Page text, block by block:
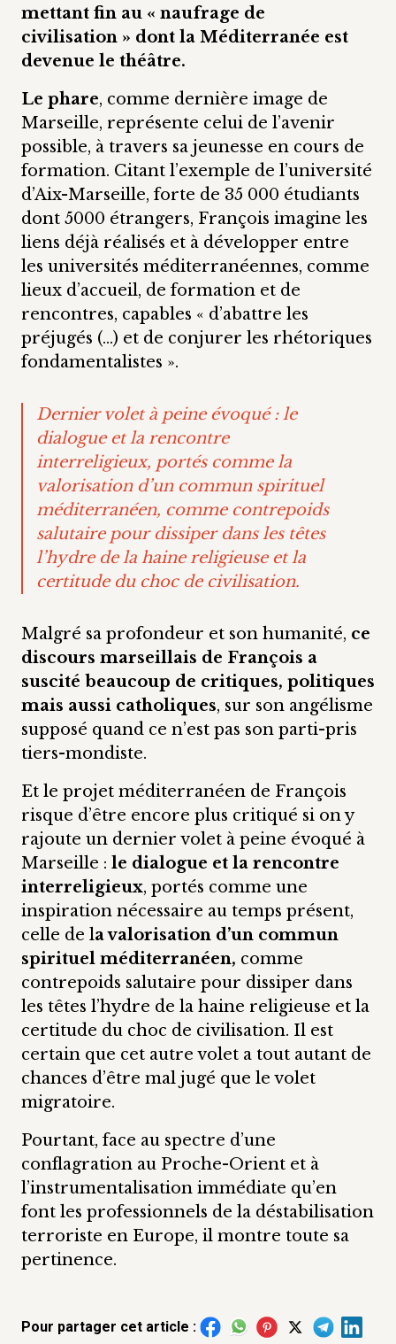
mettant fin au « naufrage de
civilisation » dont la Méditerranée est
devenue le théâtre.
Le phare, comme dernière image de
Marseille, représente celui de l’avenir
possible, à travers sa jeunesse en cours de
formation. Citant l’exemple de l’université
d’Aix-Marseille, forte de 35 000 étudiants
dont 5000 étrangers, François imagine les
liens déjà réalisés et à développer entre
les universités méditerranéennes, comme
lieux d’accueil, de formation et de
rencontres, capables « d’abattre les
préjugés (…) et de conjurer les rhétoriques
fondamentalistes ».
Dernier volet à peine évoqué : le
dialogue et la rencontre
interreligieux, portés comme la
valorisation d’un commun spirituel
méditerranéen, comme contrepoids
salutaire pour dissiper dans les têtes
l’hydre de la haine religieuse et la
certitude du choc de civilisation.
Malgré sa profondeur et son humanité, ce
discours marseillais de François a
suscité beaucoup de critiques, politiques
mais aussi catholiques, sur son angélisme
supposé quand ce n’est pas son parti-pris
tiers-mondiste.
Et le projet méditerranéen de François
risque d’être encore plus critiqué si on y
rajoute un dernier volet à peine évoqué à
Marseille : le dialogue et la rencontre
interreligieux, portés comme une
inspiration nécessaire au temps présent,
celle de la valorisation d’un commun
spirituel méditerranéen, comme
contrepoids salutaire pour dissiper dans
les têtes l’hydre de la haine religieuse et la
certitude du choc de civilisation. Il est
certain que cet autre volet a tout autant de
chances d’être mal jugé que le volet
migratoire.
Pourtant, face au spectre d’une
conflagration au Proche-Orient et à
l’instrumentalisation immédiate qu’en
font les professionnels de la déstabilisation
terroriste en Europe, il montre toute sa
pertinence.
Pour partager cet article :